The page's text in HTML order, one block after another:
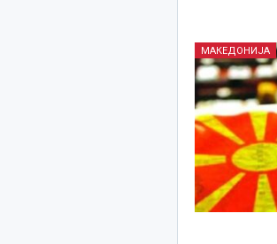
МАКЕДОНИЈА